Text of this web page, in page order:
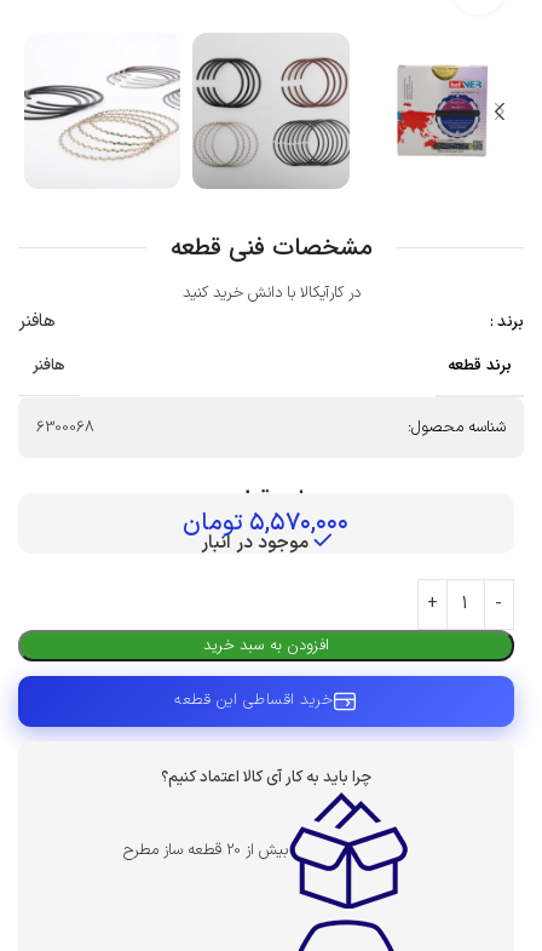
مشخصات فنی قطعه
در کارآیکالا با دانش خرید کنید
برند :
هافنر
برند قطعه هافنر
شناسه محصول: 6300068
بهای قطعه :
۵,۵۷۰,۰۰۰ تومان
موجود در انبار
افزودن به سبد خرید
خرید اقساطی این قطعه
چرا باید به کار آی کالا اعتماد کنیم؟
بیش از 20 قطعه ساز مطرح